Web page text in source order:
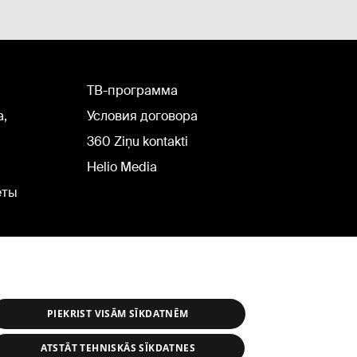
TВ-программа
Условия договора
360 Ziņu kontakti
Helio Media
PIEKRIST VISĀM SĪKDATNĒM
ATSTĀT TEHNISKĀS SĪKDATNES